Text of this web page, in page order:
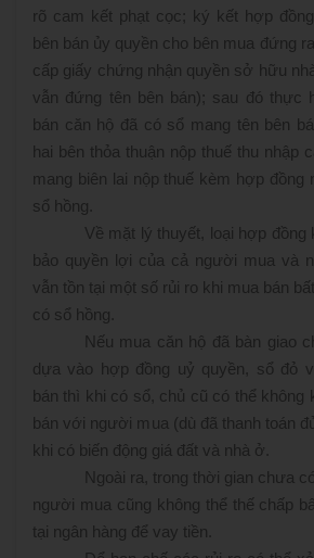
rõ cam kết phạt cọc; ký kết hợp
bên bán ủy quyền cho bên mua đứng
cấp giấy chứng nhận quyền sở hữu
vẫn đứng tên bên bán); sau đó thực
bán căn hộ đã có sổ mang tên bên
hai bên thỏa thuận nộp thuế thu nhập
mang biên lai nộp thuế kèm hợp đồng
sổ hồng.
Về mặt lý thuyết, loại hợp đồng
bảo quyền lợi của cả người mua và
vẫn tồn tại một số rủi ro khi mua bán
có sổ hồng.
Nếu mua căn hộ đã bàn giao
dựa vào hợp đồng uỷ quyền, sổ đỏ
bán thì khi có sổ, chủ cũ có thể không
bán với người mua (dù đã thanh toán
khi có biến động giá đất và nhà ở.
Ngoài ra, trong thời gian chưa
người mua cũng không thể thế chấp
tại ngân hàng để vay tiền.